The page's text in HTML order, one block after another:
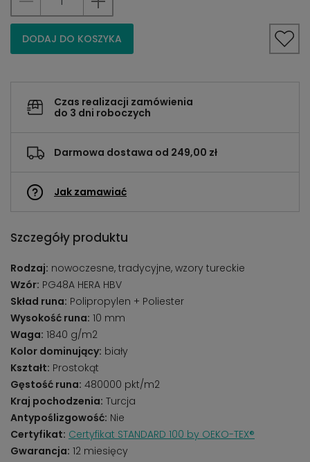
DODAJ DO KOSZYKA
Czas realizacji zamówienia
do 3 dni roboczych
Darmowa dostawa od 249,00 zł
Jak zamawiać
Szczegóły produktu
Rodzaj: nowoczesne, tradycyjne, wzory tureckie
Wzór: PG48A HERA HBV
Skład runa: Polipropylen + Poliester
Wysokość runa: 10 mm
Waga: 1840 g/m2
Kolor dominujący: biały
Kształt: Prostokąt
Gęstość runa: 480000 pkt/m2
Kraj pochodzenia: Turcja
Antypoślizgowość: Nie
Certyfikat: Certyfikat STANDARD 100 by OEKO-TEX®
Gwarancja: 12 miesięcy